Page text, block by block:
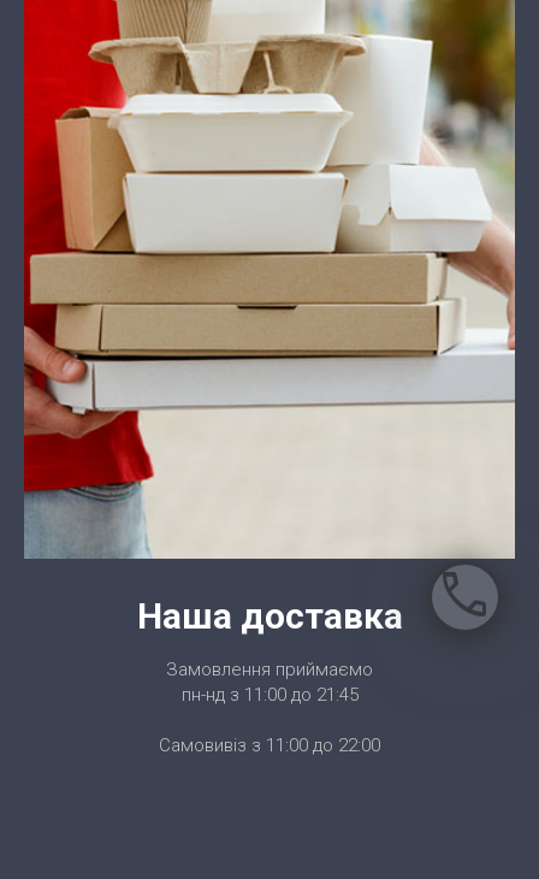
call
Наша доставка
Замовлення приймаємо
пн-нд з 11:00 до 21:45
Самовивіз з 11:00 до 22:00